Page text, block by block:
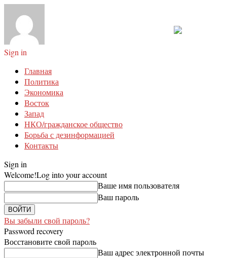
Sign in
Главная
Политика
Экономика
Восток
Запад
НКО/гражданское общество
Борьба с дезинформацией
Контакты
Sign in
Welcome!Log into your account
Ваше имя пользователя
Ваш пароль
Вы забыли свой пароль?
Password recovery
Восстановите свой пароль
Ваш адрес электронной почты